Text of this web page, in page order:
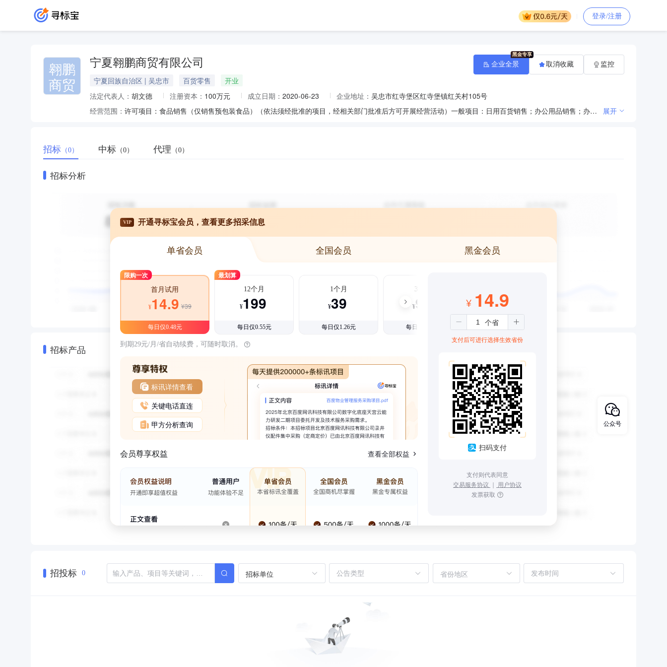
登录/注册
翱鹏
商贸
宁夏翱鹏商贸有限公司
宁夏回族自治区 | 吴忠市 百货零售
开业
法定代表人： 胡文德 注册资本： 100万元 成立日期： 2020-06-23 企业地址： 吴忠市红寺堡区红寺堡镇红关村105号
经营范围：
许可项目：食品销售（仅销售预包装食品）（依法须经批准的项目，经相关部门批准后方可开展经营活动）一般项目：日用百货销售；办公用品销售；办公设备耗材销售；体育用品及器材零售；化妆品零售；个人卫生用品销售；日用品销售；服装服饰零售；鞋帽零售；针纺织品销售；五金产品零售；电子产品销售；新鲜水果批发；新鲜蔬菜批发（除许可业务外，可自主依法经营法律法规非禁止或限制的项目） 展开
企业全景 取消收藏 监控
招标 （0） 中标 （0） 代理 （0）
招标分析
招标产品
VIP 开通寻标宝会员，查看更多招采信息
单省会员 全国会员 黑金会员
限购一次
首月试用
¥14.9 ¥39
每日仅0.48元
最划算
12个月
¥199
每日仅0.55元
1个月
¥39
每日仅1.26元
3个月
¥99
每日仅1.08元
到期29元/月/省自动续费，可随时取消。
标讯详情查看
关键电话直连
甲方分析查询
会员尊享权益 查看全部权益
¥ 14.9
支付后可进行选择生效省份
扫码支付
支付则代表同意
交易服务协议 ｜ 用户协议
发票获取
招投标 0 招标单位 省份地区
公众号